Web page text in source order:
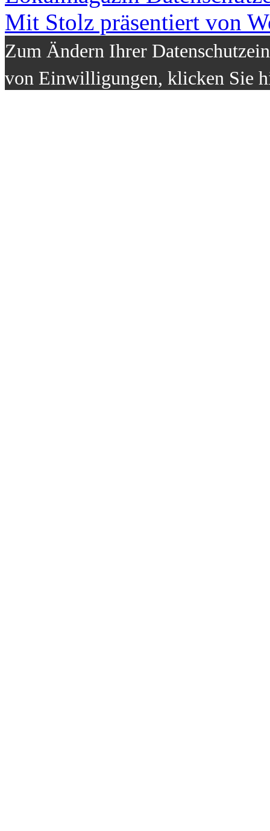
Mit Stolz präsentiert von
Zum Ändern Ihrer
von Einwilligungen, klicken Sie